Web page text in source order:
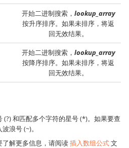
开始二进制搜索， lookup_array
按升序排序。如果未排序，将返
回无效结果。
开始二进制搜索， lookup_array
按降序排序。如果未排序，将返
回无效结果。
和匹配多个字符的星号 (*)。如果要查
浪号 (~)。
解更多信息，请阅读插入数组公式文